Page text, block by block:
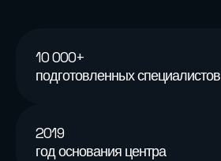
10 000+
подготовленных специалистов
2019
год основания центра